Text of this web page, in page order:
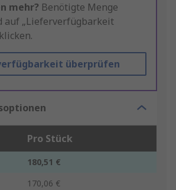
mehr? Benötigte Menge
auf „Lieferverfügbarkeit
überprüfen
Pro Stück
180,51 €
170,06 €